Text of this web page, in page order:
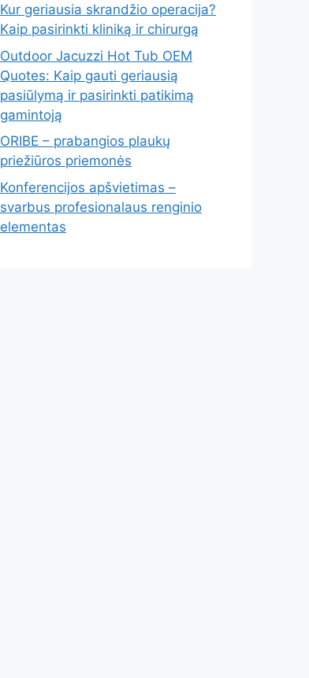
Kur geriausia skrandžio operacija?
Kaip pasirinkti kliniką ir chirurgą
Outdoor Jacuzzi Hot Tub OEM
Quotes: Kaip gauti geriausią
pasiūlymą ir pasirinkti patikimą
gamintoją
ORIBE – prabangios plaukų
priežiūros priemonės
Konferencijos apšvietimas –
svarbus profesionalaus renginio
elementas